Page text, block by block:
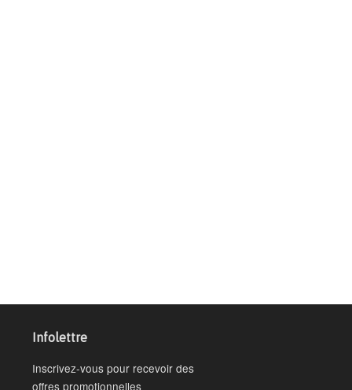
Infolettre
Inscrivez-vous pour recevoir des
offres promotionnelles